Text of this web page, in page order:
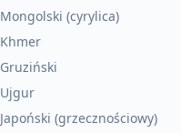
Mongolski (cyrylica)
Khmer
Gruziński
Ujgur
Japoński (grzecznościowy)